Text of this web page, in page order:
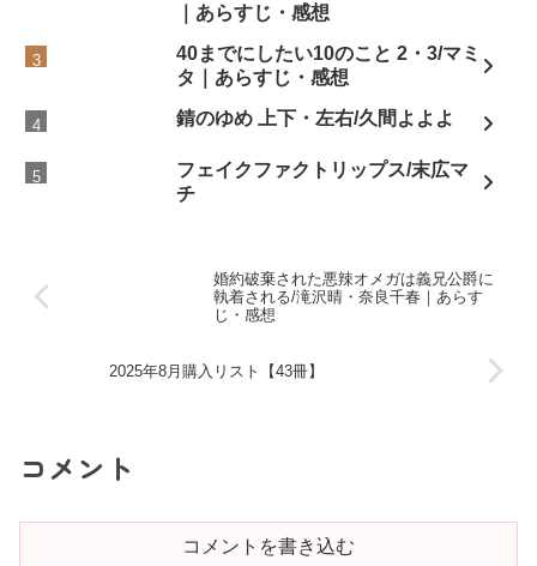
｜あらすじ・感想
40までにしたい10のこと 2・3/マミ
タ｜あらすじ・感想
錆のゆめ 上下・左右/久間よよよ
フェイクファクトリップス/末広マ
チ
婚約破棄された悪辣オメガは義兄公爵に
執着される/滝沢晴・奈良千春｜あらす
じ・感想
2025年8月購入リスト【43冊】
コメント
コメントを書き込む